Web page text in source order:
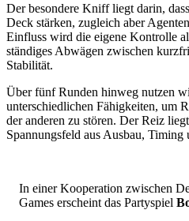
Der besondere Kniff liegt darin,
Deck stärken, zugleich aber
Einfluss wird die eigene Kontrolle
ständiges Abwägen zwischen
Stabilität.
Über fünf Runden hinweg nutzen
unterschiedlichen Fähigkeiten, um
der anderen zu stören. Der Reiz
Spannungsfeld aus Ausbau,
In einer Kooperation zwischen
Games erscheint das Partyspiel